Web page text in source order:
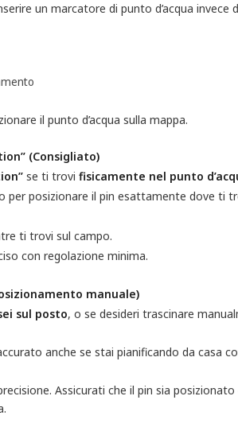
un marcatore di punto d’acqua
il punto d’acqua sulla mappa.
(Consigliato)
se ti trovi fisicamente nel punto
per posizionare il pin esattamente dove ti
ti trovi sul campo.
con regolazione minima.
manuale)
sul posto, o se desideri trascinare
anche se stai pianificando da casa
Assicurati che il pin sia